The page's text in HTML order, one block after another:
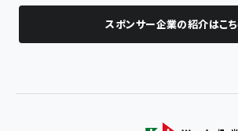
スポンサー企業の紹介はこち